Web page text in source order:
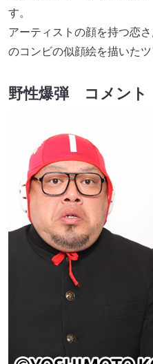
す。
アーティストの顔を持つ恋
のコンビの似顔絵を描いた
野性爆弾 コメント